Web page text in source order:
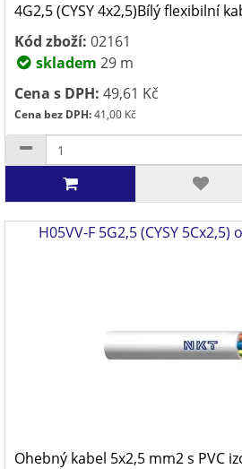
4G2,5 (CYSY 4x2,5)Bílý flexibilní
Kód zboží: 02161
skladem 29 m
Cena s DPH: 49,61 Kč
Cena bez DPH:41,00 Kč
H05VV-F 5G2,5 (CYSY
Ohebný kabel 5x2,5 mm2 s PVC